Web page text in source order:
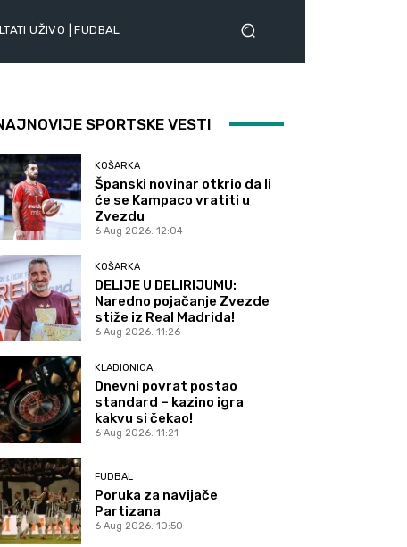
UŽIVO | FUDBAL
SPORTSKE VESTI
KOŠARKA
Španski novinar otkrio da li
će se Kampaco vratiti u
Zvezdu
6 Aug 2026. 12:04
KOŠARKA
DELIJE U DELIRIJUMU:
Naredno pojačanje Zvezde
stiže iz Real Madrida!
6 Aug 2026. 11:26
KLADIONICA
Dnevni povrat postao
standard – kazino igra
kakvu si čekao!
6 Aug 2026. 11:21
FUDBAL
Poruka za navijače
Partizana
6 Aug 2026. 10:50